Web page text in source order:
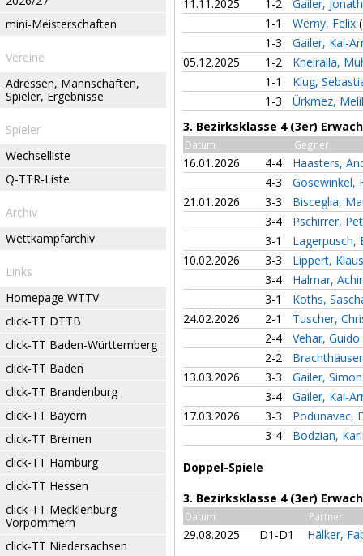
mini-Meisterschaften
Vereine
Adressen, Mannschaften,
Spieler, Ergebnisse
Spieler
Wechselliste
Q-TTR-Liste
Archiv
Wettkampfarchiv
Links
Homepage WTTV
click-TT DTTB
click-TT Baden-Württemberg
click-TT Baden
click-TT Brandenburg
click-TT Bayern
click-TT Bremen
click-TT Hamburg
click-TT Hessen
click-TT Mecklenburg-
Vorpommern
click-TT Niedersachsen
11.11.2025
1-2
Gailer,
1-1
Werny, Felix
1-3
Gailer, Kai-
05.12.2025
1-2
Kheiralla,
1-1
Klug,
1-3
Ürkmez,
3. Bezirksklasse 4 (3er)
Datum Gegner
16.01.2026 4-4
Haasters,
4-3
Gosewinkel,
21.01.2026
3-3
Bisceglia,
3-4
Pschirrer,
3-1
Lagerpusch,
10.02.2026
3-3
Lippert,
3-4
Halmar,
3-1
Koths,
24.02.2026
2-1
Tuscher,
2-4
Vehar, Guido
2-2
13.03.2026
3-3
Gailer,
3-4
Gailer, Kai-
17.03.2026
3-3
Podunavac,
3-4
Bodzian,
Doppel-Spiele
3. Bezirksklasse 4 (3er)
Datum Partner
29.08.2025 D1-D1 Hälker,